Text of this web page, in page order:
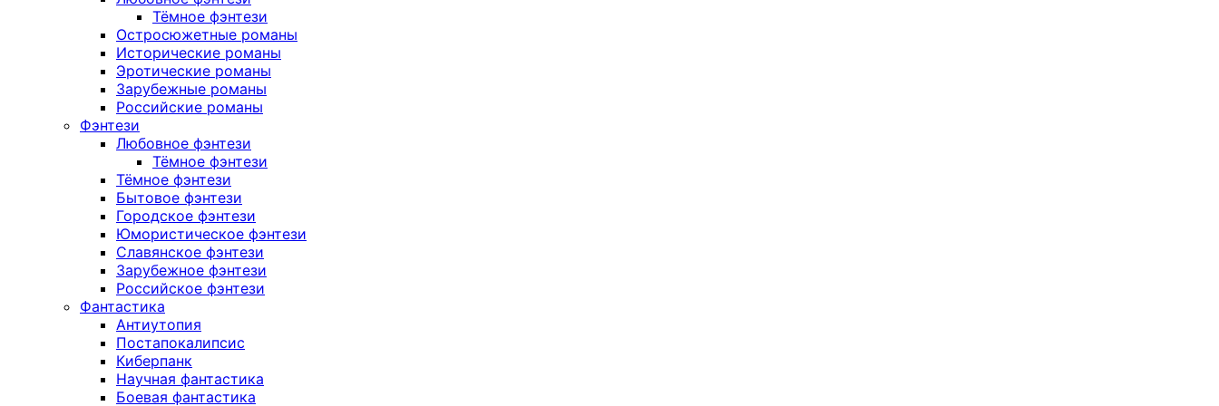
Тёмное фэнтези
Остросюжетные романы
Исторические романы
Эротические романы
Зарубежные романы
Российские романы
Фэнтези
Любовное фэнтези
Тёмное фэнтези
Тёмное фэнтези
Бытовое фэнтези
Городское фэнтези
Юмористическое фэнтези
Славянское фэнтези
Зарубежное фэнтези
Российское фэнтези
Фантастика
Антиутопия
Постапокалипсис
Киберпанк
Научная фантастика
Боевая фантастика